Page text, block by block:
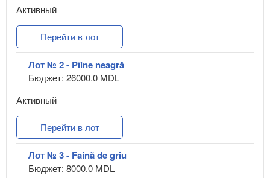
Активный
Перейти в лот
Лот № 2 - Pîine neagră
Бюджет: 26000.0 MDL
Активный
Перейти в лот
Лот № 3 - Faină de grîu
Бюджет: 8000.0 MDL